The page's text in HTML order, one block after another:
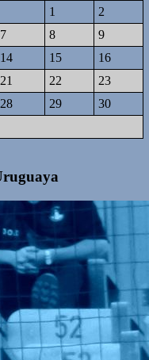
1
2
7 8
9
14 15
16
21 22
23
28 29
30